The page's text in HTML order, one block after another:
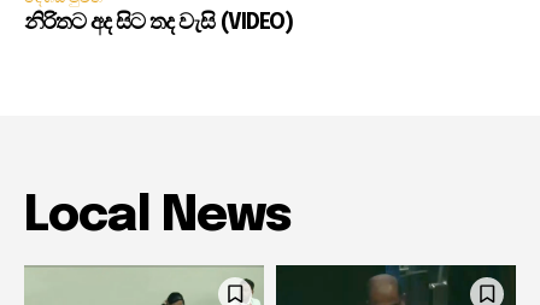
නිරිතට අද සිට තද වැසි (VIDEO)
Local News